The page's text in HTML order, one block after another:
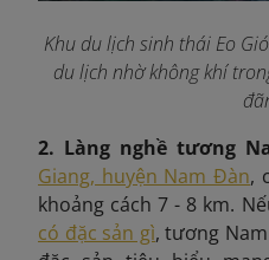
Khu du lịch sinh thái Eo
du lịch nhờ không khí
2. Làng nghề tương
Giang, huyện Nam Đàn,
khoảng cách 7 - 8 km.
có đặc sản gì, tương